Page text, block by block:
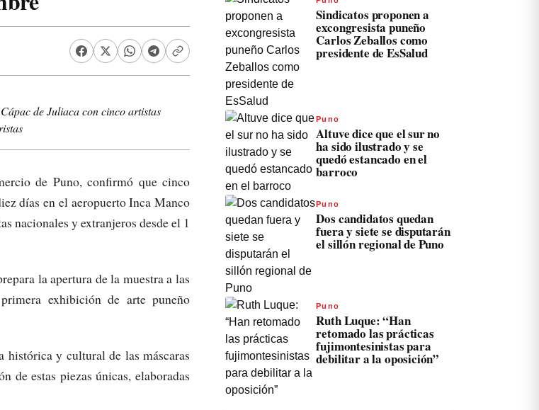
de Juliaca con cinco artistas
de Puno, confirmó que cinco
días en el aeropuerto Inca Manco
nacionales y extranjeros desde el 1
la apertura de la muestra a las
exhibición de arte puneño
histórica y cultural de las máscaras
de estas piezas únicas, elaboradas
Sindicatos proponen a
excongresista puneño
Carlos Zeballos como
presidente de EsSalud
Puno
Altuve dice que el sur no
ha sido ilustrado y se
quedó estancado en el
barroco
Puno
Dos candidatos quedan
fuera y siete se disputarán
el sillón regional de Puno
Puno
Ruth Luque: “Han
retomado las prácticas
fujimontesinistas para
debilitar a la oposición”